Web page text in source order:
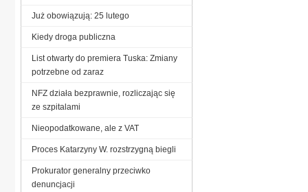
Już obowiązują: 25 lutego
Kiedy droga publiczna
List otwarty do premiera Tuska: Zmiany
potrzebne od zaraz
NFZ działa bezprawnie, rozliczając się
ze szpitalami
Nieopodatkowane, ale z VAT
Proces Katarzyny W. rozstrzygną biegli
Prokurator generalny przeciwko
denuncjacji